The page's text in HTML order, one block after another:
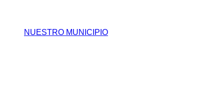
NUESTRO MUNICIPIO